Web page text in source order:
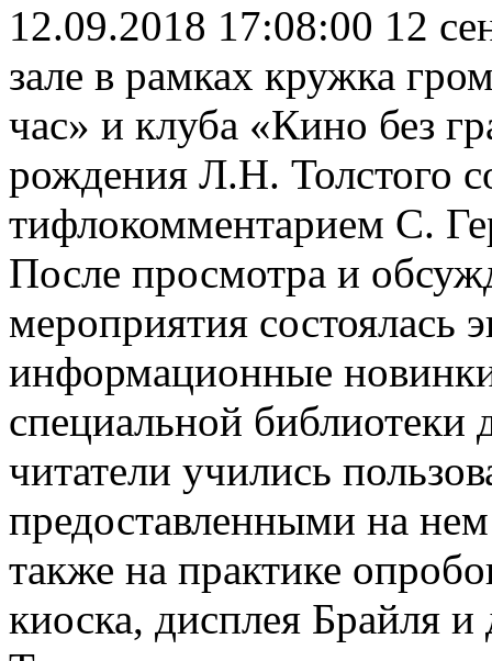
12.09.2018 17:08:00 12
зале в рамках кружка
час» и клуба «Кино без
рождения Л.Н. Толстого
тифлокомментарием С.
После просмотра и
мероприятия состоялась
информационные
специальной библиотеки
читатели учились
предоставленными на
также на практике
киоска, дисплея Брайля и